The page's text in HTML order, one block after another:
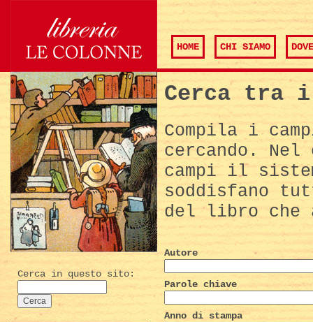
HOME CHI SIAMO
Cerca in questo sito:
Cerca tra
Compila i
cercando.
campi il
soddisfano
del libro che
Autore
Parole chiave
Anno di stampa